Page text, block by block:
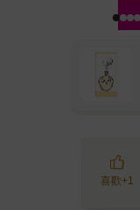
喜歡+1